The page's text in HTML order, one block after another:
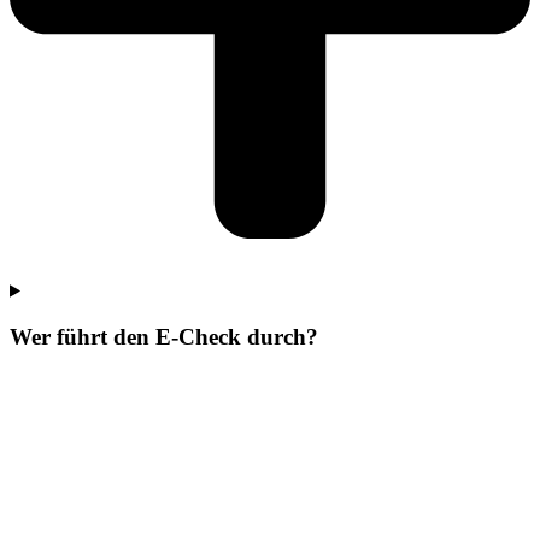
Wer führt den E-Check durch?